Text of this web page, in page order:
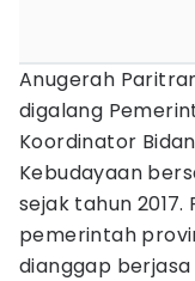
Anugerah
digalang
Koordinator
Kebudayaan
sejak tahun
pemerintah
dianggap